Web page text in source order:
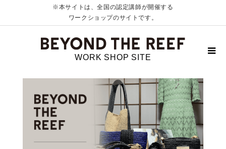
※本サイトは、全国の認定講師が開催する
ワークショップのサイトです。
WORK SHOP SITE